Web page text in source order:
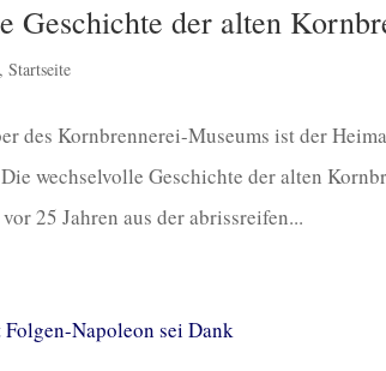
Geschichte der alten
,Startseite
des Kornbrennerei-Museums ist der
wechselvolle Geschichte der alten
25 Jahren aus der abrissreifen...